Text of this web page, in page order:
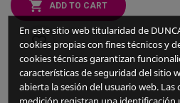
ADD TO CART
favorite_border
En este sitio web titularidad de
cookies propias con fines técnicos y
cookies técnicas garantizan
características de seguridad del sitio
abierta la sesión del usuario web. Las